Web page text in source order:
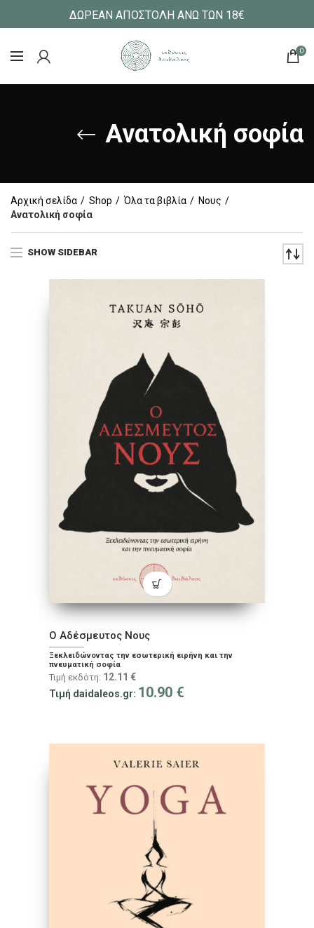
ΔΩΡΕΑΝ ΑΠΟΣΤΟΛΗ ΑΝΩ ΤΩΝ 18€
0
Ανατολική σοφία
Αρχική σελίδα Shop Όλα τα βιβλία
Νους
Ανατολική σοφία
SHOW SIDEBAR
Ο Αδέσμευτος Νους
Ξεκλειδώνοντας την εσωτερική ειρήνη και την
πνευματική σοφία
Τιμή εκδότη: 12.11 €
Τιμή daidaleos.gr: 10.90 €